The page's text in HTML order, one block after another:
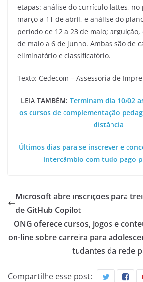
etapas: análise do currículo lattes, no
março a 11 de abril, e análise do
período de 12 a 23 de maio; arguição,
de maio a 6 de junho. Ambas são de
eliminatório e classificatório.
Texto: Cedecom – Assessoria de
LEIA TAMBÉM: Terminam dia 10/02
os cursos de complementação
distância
Últimos dias para se inscrever e
intercâmbio com tudo pago
Microsoft abre inscrições para
de GitHub Copilot
ONG oferece cursos, jogos e
on-line sobre carreira para
tudantes da rede
Compartilhe esse post: